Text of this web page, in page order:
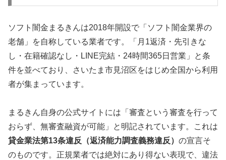
ソフト闇金まるきんは2018年開設で「ソフト闇金業界の
老舗」を自称している業者です。「月1返済・先引きな
し・在籍確認なし・LINE完結・24時間365日営業」と条
件を並べており、さいたま市見沼区をはじめ全国から利用
者が集まっています。
まるきん自身の公式サイトには「審査という審査を行って
おらず、無審査融資が可能」と明記されています。これは
貸金業法第13条違反（返済能力調査義務違反） の宣言そ
のものです。正規業者では絶対にあり得ない表現で、違法